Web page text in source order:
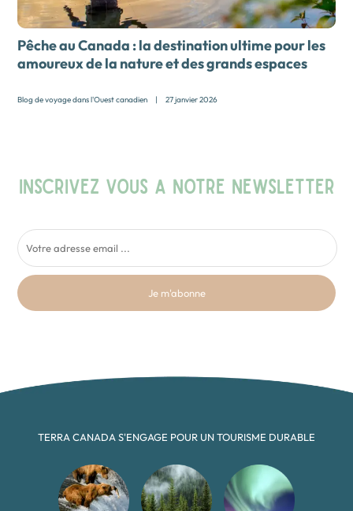
Pêche au Canada : la destination ultime pour les
amoureux de la nature et des grands espaces
Blog de voyage dans l'Ouest canadien | 27 janvier 2026
INSCRIVEZ VOUS A NOTRE NEWSLETTER
Je m'abonne
TERRA CANADA S'ENGAGE POUR UN TOURISME DURABLE